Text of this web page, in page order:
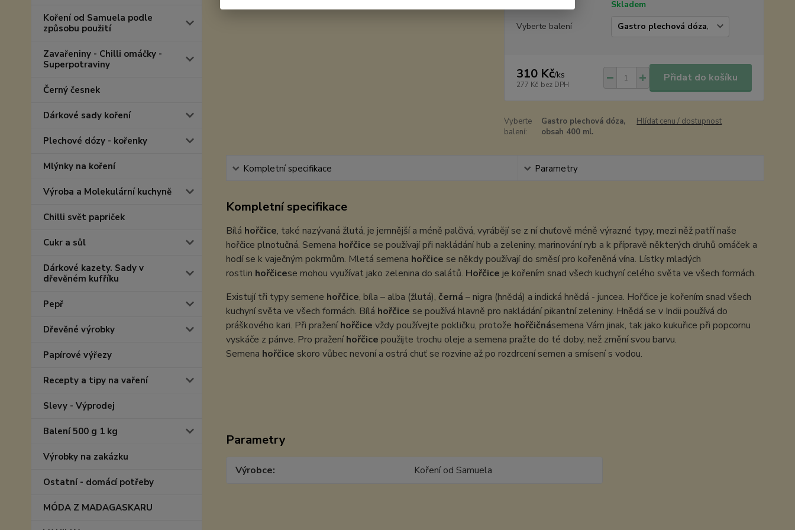
Koření od Samuela podle
způsobu použití
Zavařeniny - Chilli omáčky -
Superpotraviny
Černý česnek
Dárkové sady koření
Plechové dózy - kořenky
Mlýnky na koření
Výroba a Molekulární kuchyně
Chilli svět papriček
Cukr a sůl
Dárkové kazety. Sady v
dřevěném kufříku
Pepř
Dřevěné výrobky
Papírové výřezy
Recepty a tipy na vaření
Slevy - Výprodej
Balení 500 g 1 kg
Výrobky na zakázku
Ostatní - domácí potřeby
MÓDA Z MADAGASKARU
Skladem
Vyberte balení
310 Kč/ks
277 Kč bez DPH
Přidat do košíku
Vyberte
balení:
Gastro plechová dóza,
obsah 400 ml.
Hlídat cenu / dostupnost
Kompletní specifikace Parametry
Kompletní specifikace
Bílá hořčice, také nazývaná žlutá, je jemnější a méně palčivá, vyrábějí se z ní chuťově méně výrazné typy, mezi něž patří naše
hořčice plnotučná. Semena hořčice se používají při nakládání hub a zeleniny, marinování ryb a k přípravě některých druhů omáček a
hodí se k vaječným pokrmům. Mletá semena hořčice se někdy používají do směsí pro kořeněná vína. Lístky mladých
rostlin hořčicese mohou využívat jako zelenina do salátů. Hořčice je kořením snad všech kuchyní celého světa ve všech formách.
Existují tři typy semene hořčice, bíla – alba (žlutá), černá – nigra (hnědá) a indická hnědá - juncea. Hořčice je kořením snad všech
kuchyní světa ve všech formách. Bílá hořčice se používá hlavně pro nakládání pikantní zeleniny. Hnědá se v Indii používá do
práškového kari. Při praženíhořčice vždy používejte pokličku, protože hořčičnásemena Vám jinak, tak jako kukuřice při popcornu
vyskáče z pánve. Pro praženíhořčice použijte trochu oleje a semena pražte do té doby, než změní svou barvu.
Semena hořčice skoro vůbec nevoní a ostrá chuť se rozvine až po rozdrcení semen a smísení s vodou.
Parametry
Výrobce Koření od Samuela